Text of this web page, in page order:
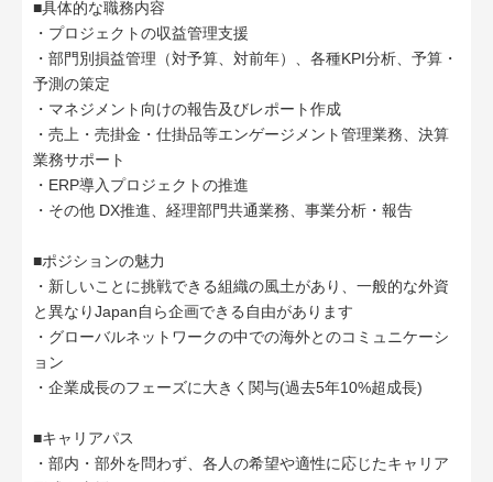
■具体的な職務内容
・プロジェクトの収益管理支援
・部門別損益管理（対予算、対前年）、各種KPI分析、予算・
予測の策定
・マネジメント向けの報告及びレポート作成
・売上・売掛金・仕掛品等エンゲージメント管理業務、決算
業務サポート
・ERP導入プロジェクトの推進
・その他 DX推進、経理部門共通業務、事業分析・報告
■ポジションの魅力
・新しいことに挑戦できる組織の風土があり、一般的な外資
と異なりJapan自ら企画できる自由があります
・グローバルネットワークの中での海外とのコミュニケーシ
ョン
・企業成長のフェーズに大きく関与(過去5年10%超成長)
■キャリアパス
・部内・部外を問わず、各人の希望や適性に応じたキャリア